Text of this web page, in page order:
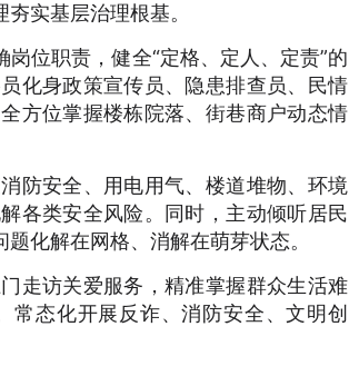
实基层治理根基。
位职责，健全“定格、定人、定责”的
化身政策宣传员、隐患排查员、民情
方位掌握楼栋院落、街巷商户动态情
防安全、用电用气、楼道堆物、环境
各类安全风险。同时，主动倾听居民
化解在网格、消解在萌芽状态。
走访关爱服务，精准掌握群众生活难
态化开展反诈、消防安全、文明创